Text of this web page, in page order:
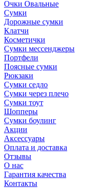
Очки Овальные
Сумки
Дорожные сумки
Клатчи
Косметички
Сумки мессенджеры
Портфели
Поясные сумки
Рюкзаки
Сумки седло
Сумки через плечо
Сумки тоут
Шопперы
Сумки боулинг
Акции
Аксессуары
Оплата и доставка
Отзывы
О нас
Гарантия качества
Контакты